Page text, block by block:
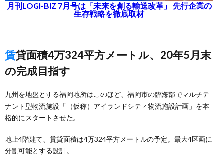
月刊LOGI-BIZ 7月号は「未来を創る輸送改革」 先行企業の
生存戦略を徹底取材
賃貸面積4万324平方メートル、20年5月末
の完成目指す
九州を地盤とする福岡地所はこのほど、福岡市の臨海部でマルチテ
ナント型物流施設「（仮称）アイランドシティ物流施設計画」を本
格的にスタートさせた。
地上4階建て、賃貸面積は4万324平方メートルの予定。最大4区画に
分割可能とする設計。